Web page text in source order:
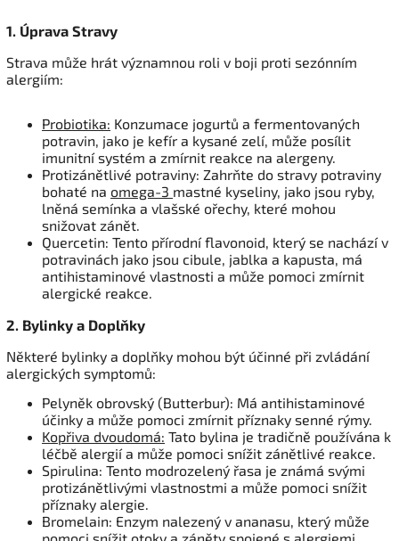
1. Úprava Stravy
Strava může hrát významnou roli v boji proti sezónním
alergiím:
Probiotika: Konzumace jogurtů a fermentovaných
potravin, jako je kefír a kysané zelí, může posílit
imunitní systém a zmírnit reakce na alergeny.
Protizánětlivé potraviny: Zahrňte do stravy potraviny
bohaté na omega-3 mastné kyseliny, jako jsou ryby,
lněná semínka a vlašské ořechy, které mohou
snižovat zánět.
Quercetin: Tento přírodní flavonoid, který se nachází v
potravinách jako jsou cibule, jablka a kapusta, má
antihistaminové vlastnosti a může pomoci zmírnit
alergické reakce.
2. Bylinky a Doplňky
Některé bylinky a doplňky mohou být účinné při zvládání
alergických symptomů:
Pelyněk obrovský (Butterbur): Má antihistaminové
účinky a může pomoci zmírnit příznaky senné rýmy.
Kopřiva dvoudomá: Tato bylina je tradičně používána k
léčbě alergií a může pomoci snížit zánětlivé reakce.
Spirulina: Tento modrozelený řasa je známá svými
protizánětlivými vlastnostmi a může pomoci snížit
příznaky alergie.
Bromelain: Enzym nalezený v ananasu, který může